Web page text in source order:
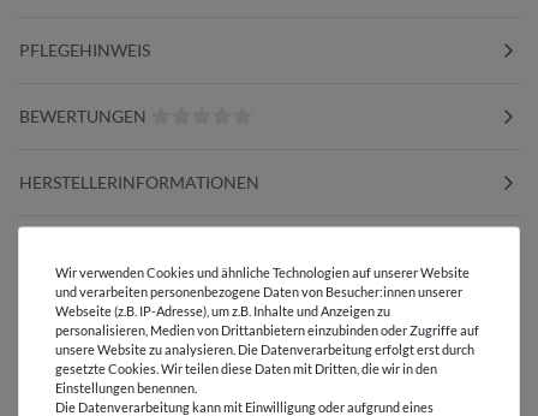
PFLEGEHINWEIS
BEWERTUNGEN
HERSTELLERINFORMATIONEN
Versandkostenfrei ab 60 € -
Lieferung mit DHL
E-Mail Kundenservice
Antwort in 24h
Wir verwenden Cookies und ähnliche Technologien auf unserer Website
und verarbeiten personenbezogene Daten von Besucher:innen unserer
Webseite (z.B. IP-Adresse), um z.B. Inhalte und Anzeigen zu
personalisieren, Medien von Drittanbietern einzubinden oder Zugriffe auf
unsere Website zu analysieren. Die Datenverarbeitung erfolgt erst durch
gesetzte Cookies. Wir teilen diese Daten mit Dritten, die wir in den
Einstellungen benennen.
Die Datenverarbeitung kann mit Einwilligung oder aufgrund eines